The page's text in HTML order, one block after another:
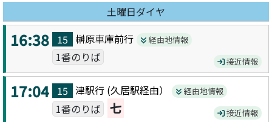
土曜日ダイヤ
16:38 15 榊原車庫前行 経由地情報
1番のりば 接近情報
17:04 15 津駅行 (久居駅経由） 経由地情報
1番のりば 七 接近情報